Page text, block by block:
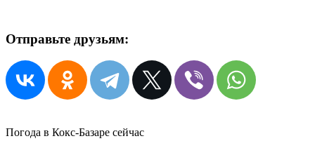
Отправьте друзьям:
Погода в Кокс-Базаре сейчас